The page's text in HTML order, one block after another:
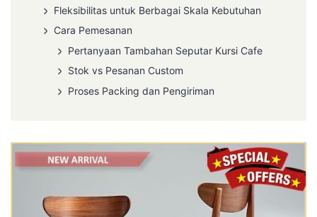
Fleksibilitas untuk Berbagai Skala Kebutuhan
Cara Pemesanan
Pertanyaan Tambahan Seputar Kursi Cafe
Stok vs Pesanan Custom
Proses Packing dan Pengiriman